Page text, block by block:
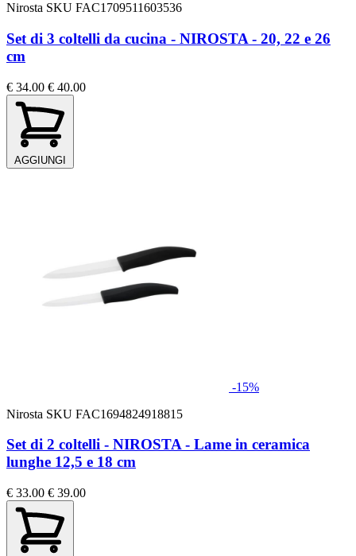
Nirosta SKU FAC1709511603536
Set di 3 coltelli da cucina - NIROSTA - 20, 22 e 26
cm
€ 34.00 € 40.00
AGGIUNGI
-15%
Nirosta SKU FAC1694824918815
Set di 2 coltelli - NIROSTA - Lame in ceramica
lunghe 12,5 e 18 cm
€ 33.00 € 39.00